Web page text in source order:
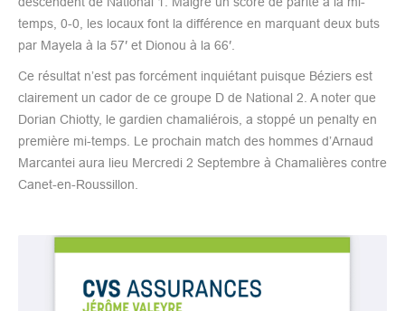
temps, 0-0, les locaux font la différence en marquant deux buts
par Mayela à la 57′ et Dionou à la 66′.
Ce résultat n’est pas forcément inquiétant puisque Béziers est
clairement un cador de ce groupe D de National 2. A noter que
Dorian Chiotty, le gardien chamaliérois, a stoppé un penalty en
première mi-temps. Le prochain match des hommes d’Arnaud
Marcantei aura lieu Mercredi 2 Septembre à Chamalières contre
Canet-en-Roussillon.